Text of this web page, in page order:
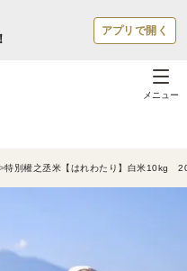
アプリで開く
メニュー
特別權之丞米【はれわたり】白米10kg